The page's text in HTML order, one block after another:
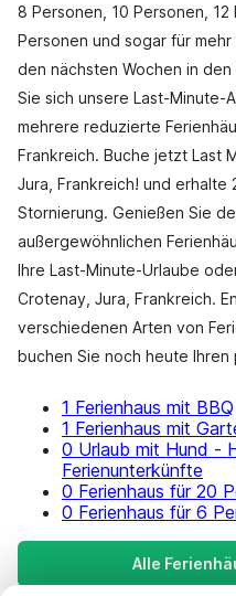
8 Personen, 10 Personen,
Personen und sogar für
den nächsten Wochen in
Sie sich unsere Last-Minute-
mehrere reduzierte
Frankreich. Buche jetzt Last
Jura, Frankreich! und
Stornierung. Genießen Sie
außergewöhnlichen
Ihre Last-Minute-Urlaube
Crotenay, Jura, Frankreich.
verschiedenen Arten von
buchen Sie noch heute
1 Ferienhaus mit BBQ
1 Ferienhaus mit
0 Urlaub mit Hund -
Ferienunterkünfte
0 Ferienhaus für 20
0 Ferienhaus für 6
Alle